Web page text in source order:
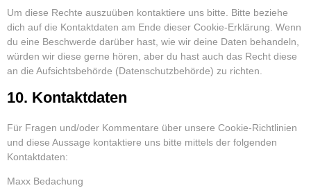
Um diese Rechte auszuüben kontaktiere uns bitte. Bitte beziehe
dich auf die Kontaktdaten am Ende dieser Cookie-Erklärung. Wenn
du eine Beschwerde darüber hast, wie wir deine Daten behandeln,
würden wir diese gerne hören, aber du hast auch das Recht diese
an die Aufsichtsbehörde (Datenschutzbehörde) zu richten.
10. Kontaktdaten
Für Fragen und/oder Kommentare über unsere Cookie-Richtlinien
und diese Aussage kontaktiere uns bitte mittels der folgenden
Kontaktdaten:
Maxx Bedachung